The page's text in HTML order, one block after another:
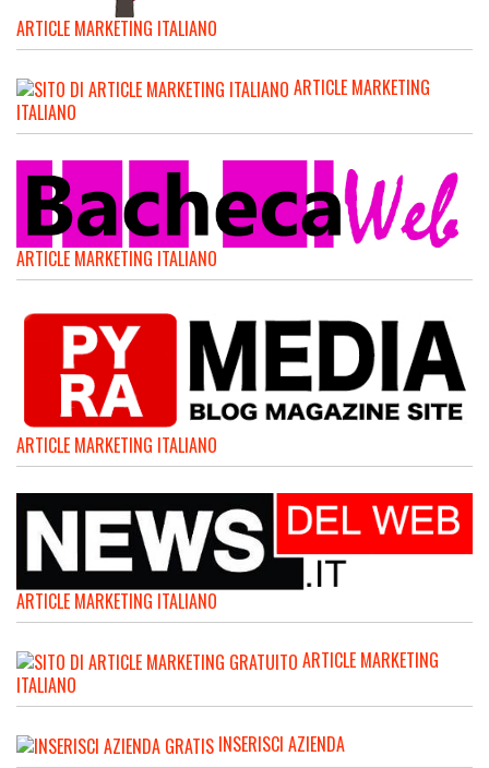
ARTICLE MARKETING ITALIANO
ARTICLE MARKETING
ITALIANO
ARTICLE MARKETING ITALIANO
ARTICLE MARKETING ITALIANO
ARTICLE MARKETING ITALIANO
ARTICLE MARKETING
ITALIANO
INSERISCI AZIENDA